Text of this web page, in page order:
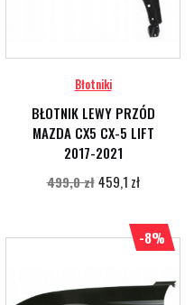
Błotniki
BŁOTNIK LEWY PRZÓD
MAZDA CX5 CX-5 LIFT
2017-2021
499,0 zł 459,1 zł
-8%